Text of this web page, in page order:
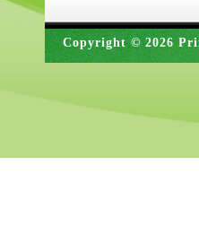
Copyright © 2026